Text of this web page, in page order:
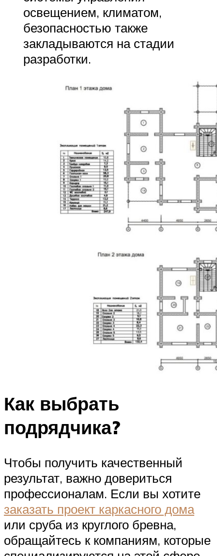
освещением, климатом,
безопасностью также
закладываются на стадии
разработки.
Как выбрать
подрядчика?
Чтобы получить качественный
результат, важно довериться
профессионалам. Если вы хотите
заказать проект каркасного дома
или сруба из круглого бревна,
обращайтесь к компаниям, которые